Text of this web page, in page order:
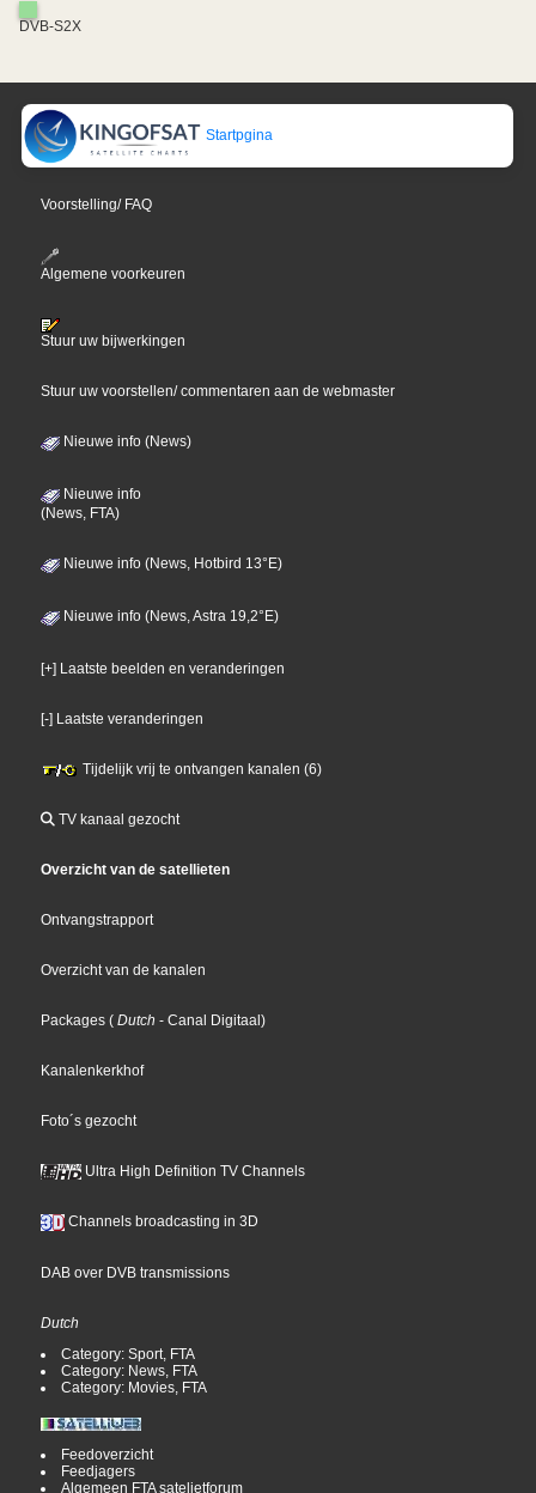
DVB-S2X
Startpgina
Voorstelling/ FAQ
Algemene voorkeuren
Stuur uw bijwerkingen
Stuur uw voorstellen/ commentaren aan de webmaster
Nieuwe info (News)
Nieuwe info
(News, FTA)
Nieuwe info (News, Hotbird 13°E)
Nieuwe info (News, Astra 19,2°E)
[+] Laatste beelden en veranderingen
[-] Laatste veranderingen
Tijdelijk vrij te ontvangen kanalen (6)
TV kanaal gezocht
Overzicht van de satellieten
Ontvangstrapport
Overzicht van de kanalen
Packages ( Dutch - Canal Digitaal)
Kanalenkerkhof
Foto´s gezocht
Ultra High Definition TV Channels
Channels broadcasting in 3D
DAB over DVB transmissions
Dutch
Category: Sport, FTA
Category: News, FTA
Category: Movies, FTA
Feedoverzicht
Feedjagers
Algemeen FTA satelietforum